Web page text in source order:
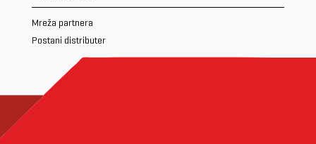
Mreža partnera
Postani distributer